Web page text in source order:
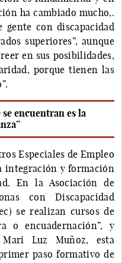
ha cambiado mucho,.
gente con discapacidad
superiores”, aunque
en sus posibilidades,
porque tienen las
encuentran es la
Especiales de Empleo
integración y formación
En la Asociación de
con Discapacidad
se realizan cursos de
o encuadernación”, y
Luz Muñoz, esta
paso formativo de